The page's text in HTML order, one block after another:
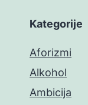
Kategorije
Aforizmi
Alkohol
Ambicija